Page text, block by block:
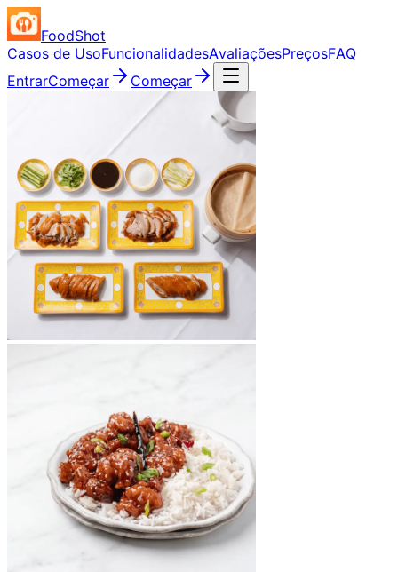
FoodShot
Casos de UsoFuncionalidadesAvaliaçõesPreçosFAQ
EntrarComeçar Começar